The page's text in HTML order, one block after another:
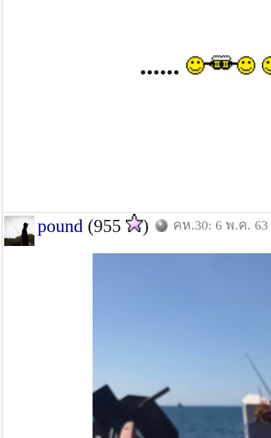
......
pound (955 ) คห.30: 6 พ.ค. 63